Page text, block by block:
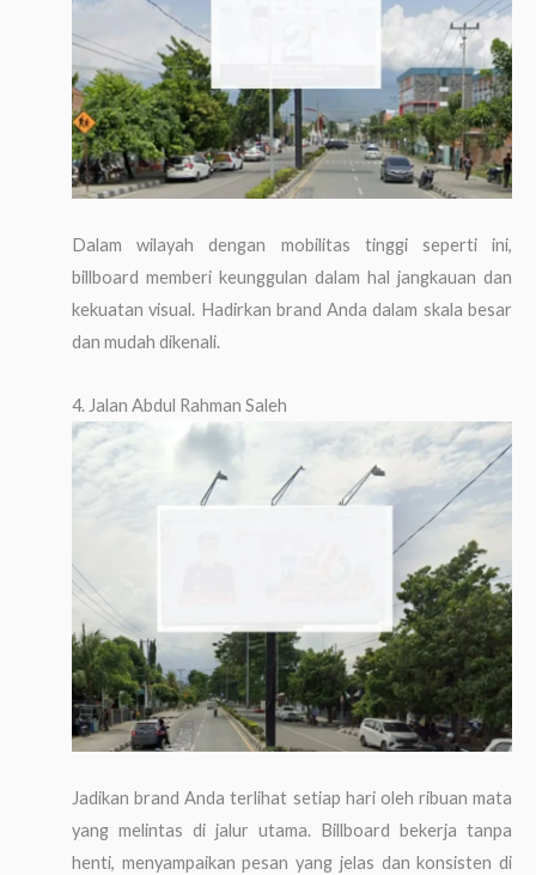
Dalam wilayah dengan mobilitas tinggi seperti ini,
billboard memberi keunggulan dalam hal jangkauan dan
kekuatan visual. Hadirkan brand Anda dalam skala besar
dan mudah dikenali.
4. Jalan Abdul Rahman Saleh
Jadikan brand Anda terlihat setiap hari oleh ribuan mata
yang melintas di jalur utama. Billboard bekerja tanpa
henti, menyampaikan pesan yang jelas dan konsisten di